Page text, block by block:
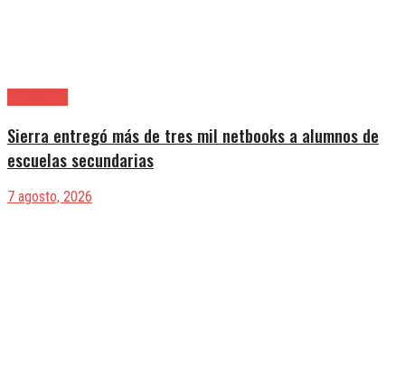
Sierra entregó más de tres mil netbooks a alumnos de
escuelas secundarias
7 agosto, 2026